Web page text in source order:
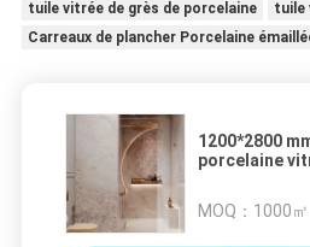
tuile vitrée de grès de porcelaine
tuile
Carreaux de plancher Porcelaine
1200*2800
porcelaine
MOQ： 1000㎡